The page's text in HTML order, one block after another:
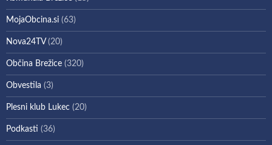
MojaObcina.si (63)
Nova24TV(20)
Občina Brežice (320)
Obvestila (3)
Plesni klub Lukec (20)
Podkasti (36)